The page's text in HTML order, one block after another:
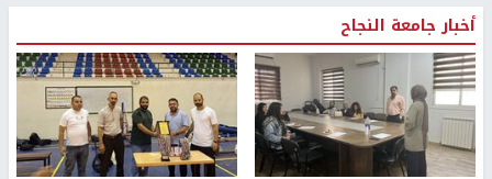
أخبار جامعة النجاح